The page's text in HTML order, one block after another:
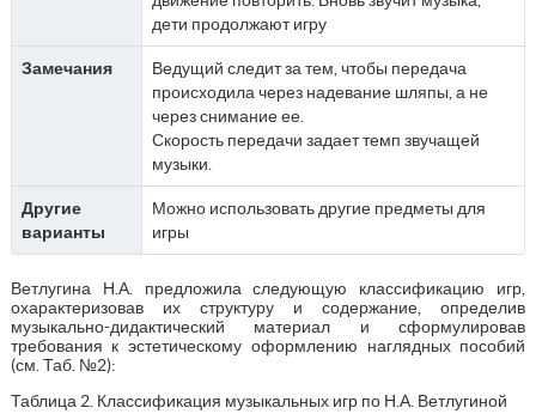
дети продолжают игру
Замечания
Ведущий следит за тем, чтобы передача
происходила через надевание шляпы, а не
через снимание ее.
Скорость передачи задает темп звучащей
музыки.
Другие
варианты
Можно использовать другие предметы для
игры
Ветлугина Н.А. предложила следующую классификацию игр,
охарактеризовав их структуру и содержание, определив
музыкально-дидактический материал и сформулировав
требования к эстетическому оформлению наглядных пособий
(см. Таб. №2):
Таблица 2. Классификация музыкальных игр по Н.А. Ветлугиной